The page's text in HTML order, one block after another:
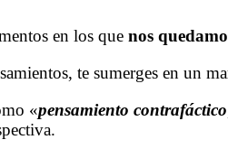
en los que nos
te sumerges en un
«pensamiento contrafáctico